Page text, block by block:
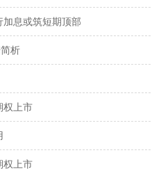
息或筑短期顶部
析
上市
上市